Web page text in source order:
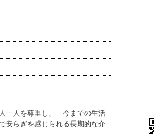
人を尊重し、「今までの生活
安らぎを感じられる長期的な介